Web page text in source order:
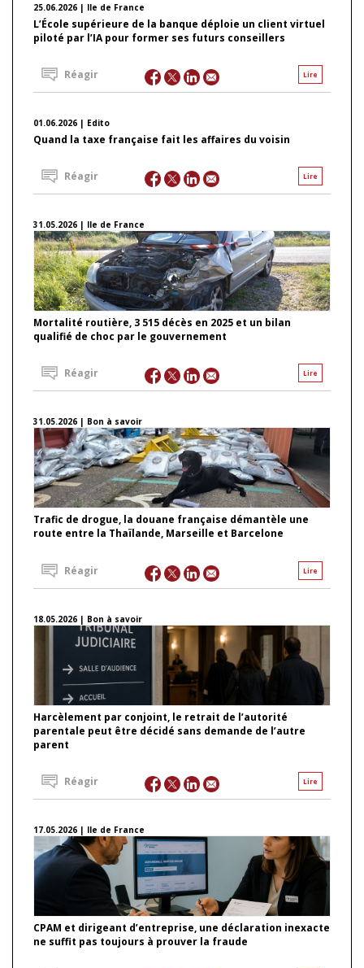
25.06.2026 | Ile de France
L’École supérieure de la banque déploie un client virtuel
piloté par l’IA pour former ses futurs conseillers
Lire
Réagir
01.06.2026 | Edito
Quand la taxe française fait les affaires du voisin
Lire
Réagir
31.05.2026 | Ile de France
Mortalité routière, 3 515 décès en 2025 et un bilan
qualifié de choc par le gouvernement
Lire
Réagir
31.05.2026 | Bon à savoir
Trafic de drogue, la douane française démantèle une
route entre la Thaïlande, Marseille et Barcelone
Lire
Réagir
18.05.2026 | Bon à savoir
Harcèlement par conjoint, le retrait de l’autorité
parentale peut être décidé sans demande de l’autre
parent
Lire
Réagir
17.05.2026 | Ile de France
CPAM et dirigeant d’entreprise, une déclaration inexacte
ne suffit pas toujours à prouver la fraude